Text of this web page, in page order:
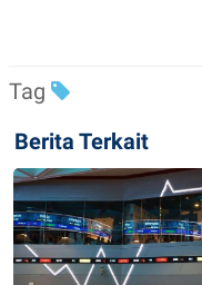
Tag
Berita Terkait